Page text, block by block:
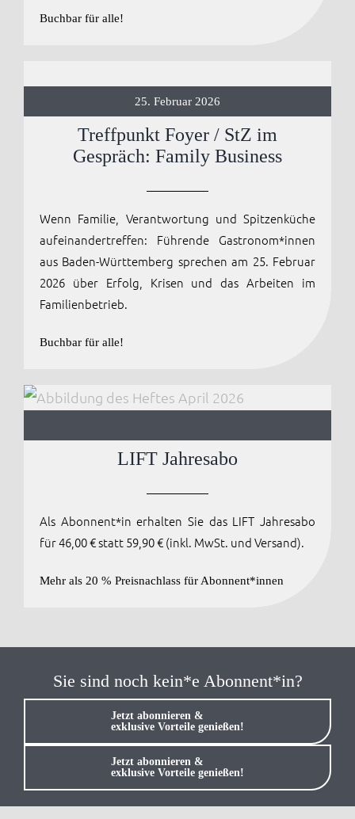
Buchbar für alle!
25. Februar 2026
Treffpunkt Foyer / StZ im
Gespräch: Family Business
Wenn Familie, Verantwortung und Spitzenküche
aufeinandertreffen: Führende Gastronom*innen
aus Baden-Württemberg sprechen am 25. Februar
2026 über Erfolg, Krisen und das Arbeiten im
Familienbetrieb.
Buchbar für alle!
LIFT Jahresabo
Als Abonnent*in erhalten Sie das LIFT Jahresabo
für 46,00 € statt 59,90 € (inkl. MwSt. und Versand).
Mehr als 20 % Preisnachlass für Abonnent*innen
Sie sind noch kein*e Abonnent*in?
Jetzt abonnieren &
exklusive Vorteile genießen!
Jetzt abonnieren &
exklusive Vorteile genießen!